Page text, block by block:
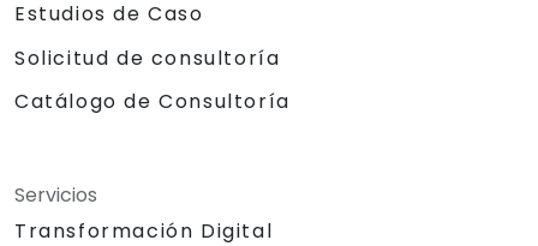
Estudios de Caso
Solicitud de consultoría
Catálogo de Consultoría
Servicios
Transformación Digital